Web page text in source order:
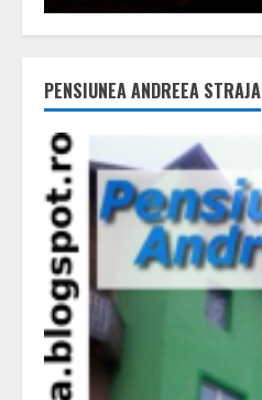
PENSIUNEA ANDREEA STRAJA